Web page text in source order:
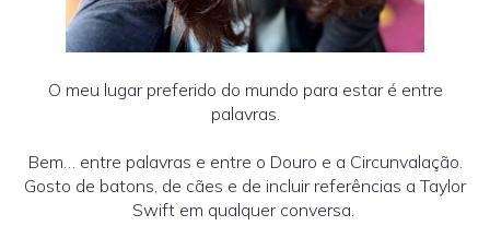
O meu lugar preferido do mundo para estar é entre
palavras.
Bem… entre palavras e entre o Douro e a Circunvalação.
Gosto de batons, de cães e de incluir referências a Taylor
Swift em qualquer conversa.